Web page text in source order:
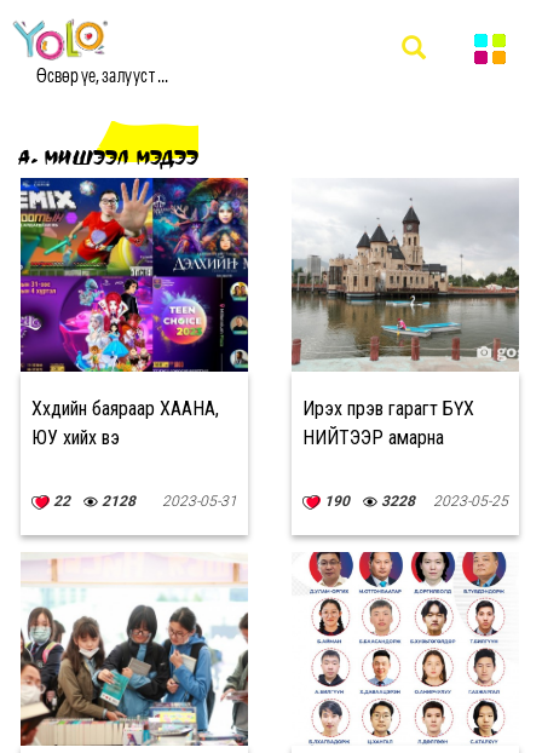
Өсвөр үе, залууст ...
А. МИШЭЭЛ МЭДЭЭ
Хүүхдийн баяраар ХААНА,
ЮУ хийх вэ
22 2128 2023-05-31
Ирэх пүрэв гарагт БҮХ
НИЙТЭЭР амарна
190 3228 2023-05-25